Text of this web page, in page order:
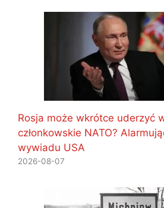
Rosja może wkrótce uderzyć
członkowskie NATO?
wywiadu USA
2026-08-07